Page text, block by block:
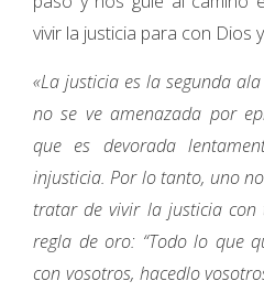
vivir la justicia para con Dios
«La justicia es la segunda
no se ve amenazada por
que es devorada
injusticia. Por lo tanto, uno
tratar de vivir la justicia con
regla de oro: “Todo lo que
con vosotros, hacedlo